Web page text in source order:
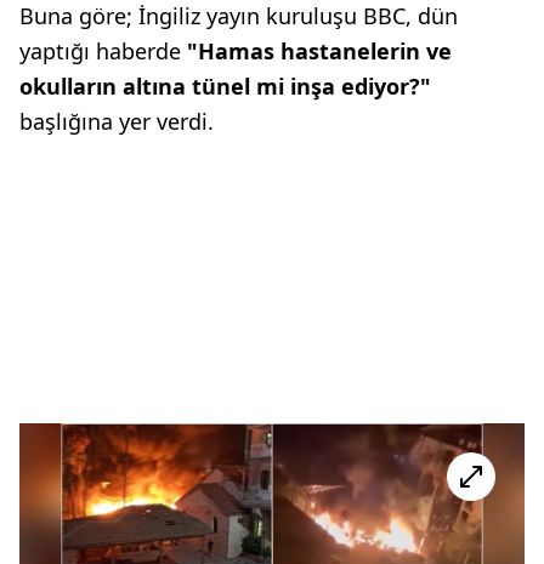
Buna göre; İngiliz yayın kuruluşu BBC, dün
yaptığı haberde "Hamas hastanelerin ve
okulların altına tünel mi inşa ediyor?"
başlığına yer verdi.